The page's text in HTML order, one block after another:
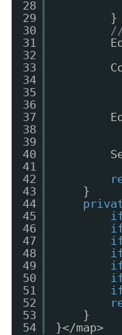
28
29
30
31
32
33
34
35
36
37
38
39
40
41
42
43
44
45
46
47
48
49
50
51
52
53
54
}
//
}
}
}</map>